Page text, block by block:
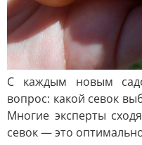
С каждым новым
вопрос: какой севок
Многие эксперты
севок — это